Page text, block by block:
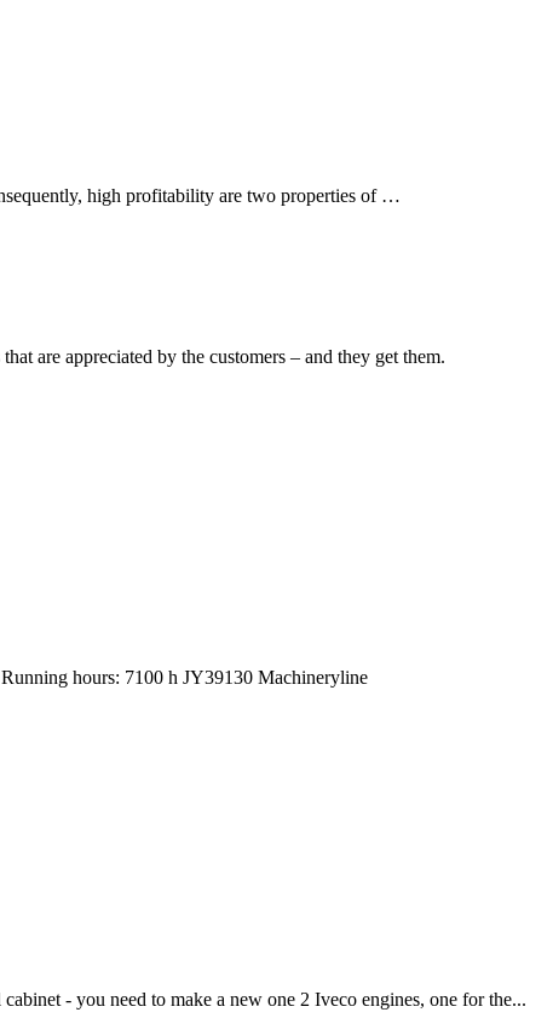
high profitability are two properties of …
are appreciated by the customers – and they get them.
hours: 7100 h JY39130 Machineryline
- you need to make a new one 2 Iveco engines, one for the...